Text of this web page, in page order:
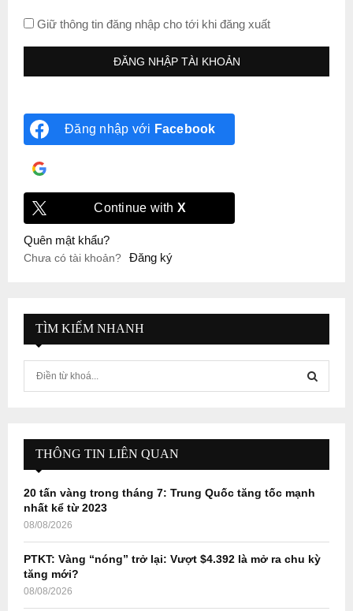
Giữ thông tin đăng nhập cho tới khi đăng xuất
Đăng nhập với Facebook
Continue with X
Quên mật khẩu?
Chưa có tài khoản? Đăng ký
TÌM KIẾM NHANH
f
r
E
A
H
THÔNG TIN LIÊN QUAN
20 tấn vàng trong tháng 7: Trung Quốc tăng tốc mạnh
nhất kể từ 2023
08/08/2026
PTKT: Vàng “nóng” trở lại: Vượt $4.392 là mở ra chu kỳ
tăng mới?
08/08/2026